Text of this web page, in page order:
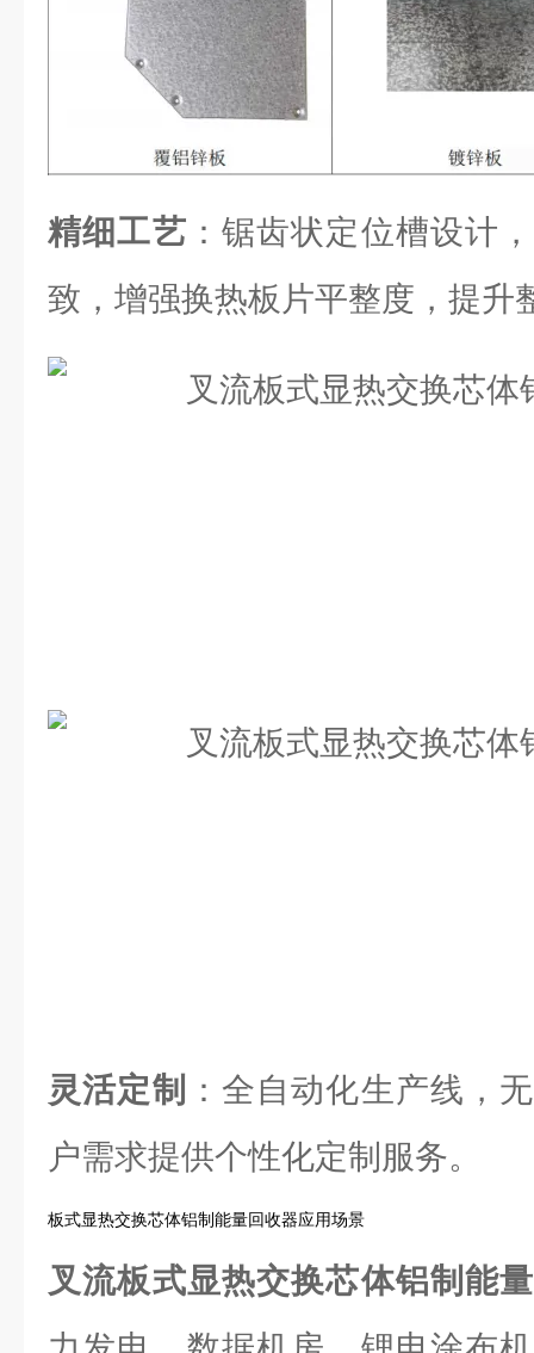
精细工艺 ：锯齿状定位槽设计
致，增强换热板片平整度，提升
灵活定制
：全自动化生产线，
户需求提供个性化定制服务。
板式显热交换芯体铝制能量回收器应用场景
叉流板式显热交换芯体铝制能